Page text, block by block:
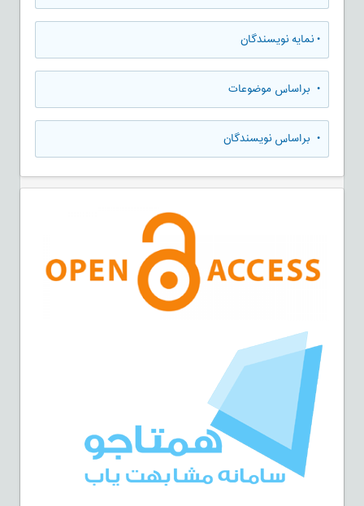
•نمایه نویسندگان
• براساس موضوعات
• براساس نویسندگان